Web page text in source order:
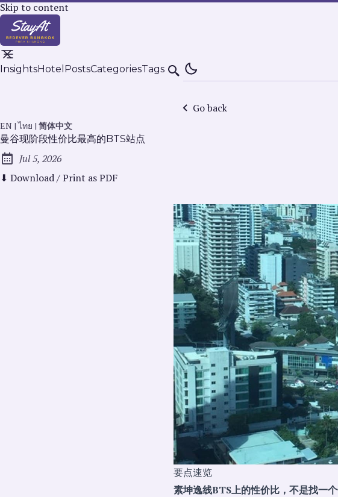
Skip to content
InsightsHotel PostsCategoriesTags Search
Go back
EN |ไทย | 简体中文
曼谷现阶段性价比最高的BTS站点
Published:
Jul 5, 2026
⬇ Download / Print as PDF
要点速览
素坤逸线BTS上的性价比，不是找一